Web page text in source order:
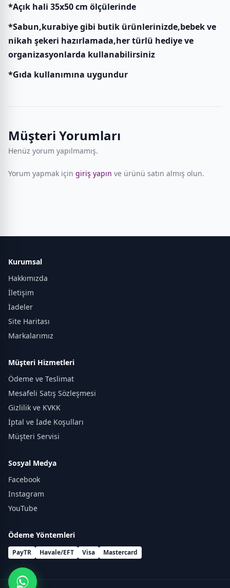
*Açık hali 35x50 cm ölçülerinde
*Sabun,kurabiye gibi butik ürünlerinizde,bebek ve
nikah şekeri hazırlamada,her türlü hediye ve
organizasyonlarda kullanabilirsiniz
*Gıda kullanımına uygundur
Müşteri Yorumları
Henüz yorum yapılmamış.
Yorum yapmak için giriş yapın ve ürünü satın almış olun.
Kurumsal
Hakkımızda
İletişim
İadeler
Site Haritası
Markalarımız
Müşteri Hizmetleri
Ödeme ve Teslimat
Mesafeli Satış Sözleşmesi
Gizlilik ve KVKK
İptal ve İade Koşulları
Müşteri Servisi
Sosyal Medya
Facebook
Instagram
YouTube
Ödeme Yöntemleri
PayTR Havale/EFT Visa Mastercard